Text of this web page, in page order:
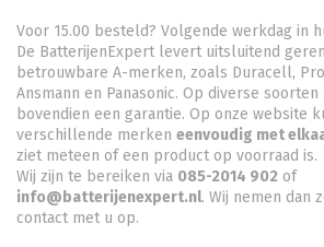
Voor 15.00 besteld? Volgende werkdag in
De BatterijenExpert levert uitsluitend
betrouwbare A-merken, zoals Duracell,
Ansmann en Panasonic. Op diverse
bovendien een garantie. Op onze website
verschillende merken eenvoudig met
ziet meteen of een product op voorraad is.
Wij zijn te bereiken via 085-2014 902 of
info@batterijenexpert.nl. Wij nemen dan
contact met u op.